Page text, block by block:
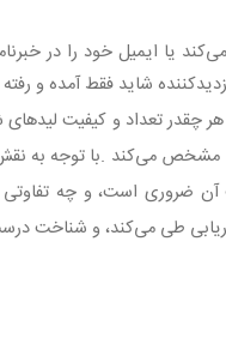
یا ایمیل خود را در
شاید فقط آمده و
هر چقدر تعداد و کیفیت
مشخص می‌کند .با توجه به
ضروری است، و چه تفاوتی
طی می‌کند، و شناخت